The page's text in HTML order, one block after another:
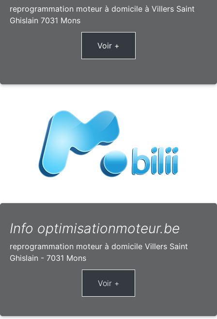
reprogrammation moteur à domicile à Villers Saint
Ghislain 7031 Mons
Voir +
Info optimisationmoteur.be
reprogrammation moteur à domicile Villers Saint
Ghislain - 7031 Mons